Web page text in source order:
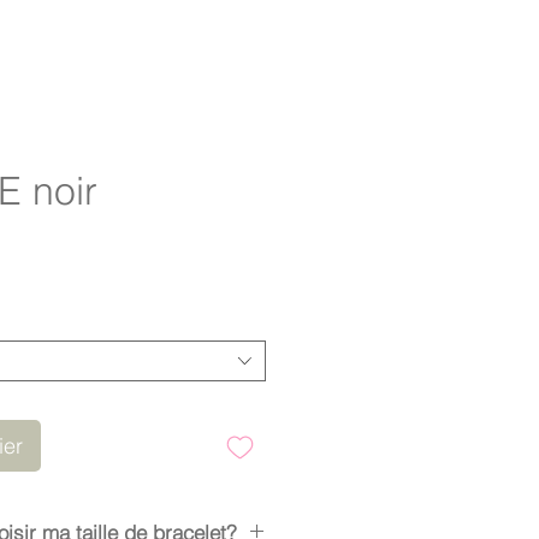
noir
ma taille de bracelet?